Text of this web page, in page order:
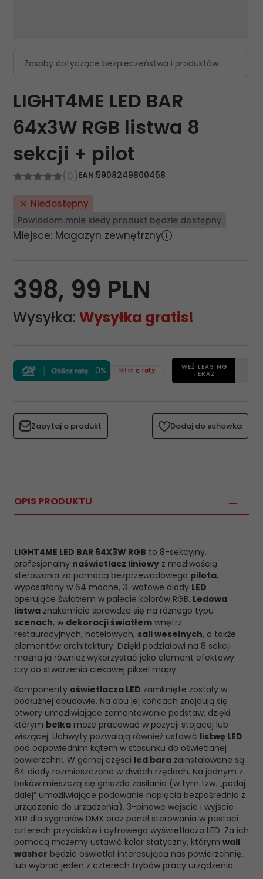
Zasoby dotyczące bezpieczeństwa i produktów
LIGHT4ME LED BAR
64x3W RGB listwa 8
sekcji + pilot
(0)EAN:5908249800458
Niedostępny
Powiadom mnie kiedy produkt będzie dostępny
Miejsce: Magazyn zewnętrzny
398, 99 PLN
Wysyłka: Wysyłka gratis!
0%
WEŹ LEASING
TERAZ
Zapytaj o produkt Dodaj do schowka
OPIS PRODUKTU
LIGHT4ME LED BAR 64X3W RGB to 8-sekcyjny,
profesjonalny naświetlacz liniowy z możliwością
sterowania za pomocą bezprzewodowego pilota,
wyposażony w 64 mocne, 3-watowe diody LED
operujące światłem w palecie kolorów RGB. Ledowa
listwa znakomicie sprawdza się na różnego typu
scenach, w dekoracji światłem wnętrz
restauracyjnych, hotelowych, sali weselnych, a także
elementów architektury. Dzięki podziałowi na 8 sekcji
można ją również wykorzystać jako element efektowy
czy do stworzenia ciekawej piksel mapy.
Komponenty oświetlacza LED zamknięte zostały w
podłużnej obudowie. Na obu jej końcach znajdują się
otwory umożliwiające zamontowanie podstaw, dzięki
którym belka może pracować w pozycji stojącej lub
wiszącej. Uchwyty pozwalają również ustawić listwę LED
pod odpowiednim kątem w stosunku do oświetlanej
powierzchni. W górnej części led bara zainstalowane są
64 diody rozmieszczone w dwóch rzędach. Na jednym z
boków mieszczą się gniazda zasilania (w tym tzw. „podaj
dalej” umożliwiające podawanie napięcia bezpośrednio z
urządzenia do urządzenia), 3-pinowe wejście i wyjście
XLR dla sygnałów DMX oraz panel sterowania w postaci
czterech przycisków i cyfrowego wyświetlacza LED. Za ich
pomocą możemy ustawić kolor statyczny, którym wall
washer będzie oświetlał interesującą nas powierzchnię,
lub wybrać jeden z czterech trybów pracy urządzenia: